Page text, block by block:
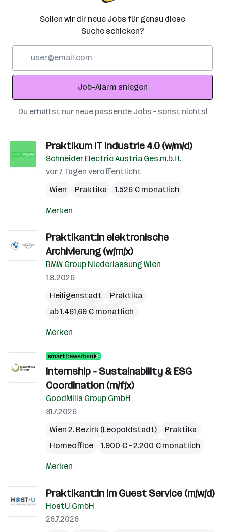
Sollen wir dir neue Jobs für genau diese
Suche schicken?
Adresse
Job-Alarm anlegen
Du erhältst nur neue passende Jobs – sonst nichts!
Praktikum IT Industrie 4.0 (w/m/d)
Schneider Electric Austria Ges.m.b.H.
vor 7 Tagen veröffentlicht
Wien
Praktika 1.526 € monatlich
Merken
Praktikant:in elektronische
Archivierung (w/m/x)
BMW Group Niederlassung Wien
1.8.2026
Heiligenstadt
Praktika
ab 1.461,69 € monatlich
Merken
Internship - Sustainability & ESG
Coordination (m/f/x)
GoodMills Group GmbH
31.7.2026
Wien 2. Bezirk (Leopoldstadt)
Praktika
Homeoffice
1.900 € – 2.200 € monatlich
Merken
Praktikant:in im Guest Service (m/w/d)
HostU GmbH
26.7.2026